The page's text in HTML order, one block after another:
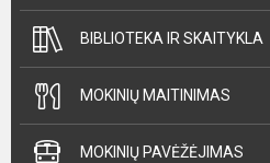
BIBLIOTEKA IR SKAITYKLA
MOKINIŲ MAITINIMAS
MOKINIŲ PAVĖŽĖJIMAS